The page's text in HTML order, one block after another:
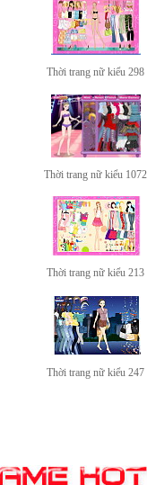
Thời trang nữ kiểu 298
Thời trang nữ kiểu 1072
Thời trang nữ kiểu 213
Thời trang nữ kiểu 247